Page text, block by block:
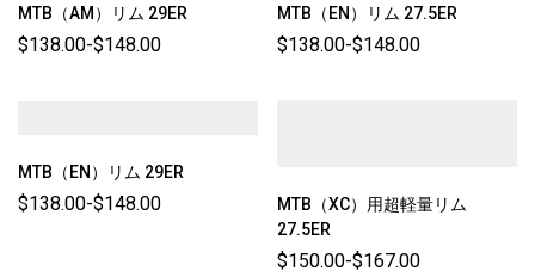
MTB（AM）リム 29ER
$138.00-$148.00
MTB（EN）リム 27.5ER
$138.00-$148.00
MTB（EN）リム 29ER
$138.00-$148.00
MTB（XC）用超軽量リム
27.5ER
$150.00-$167.00